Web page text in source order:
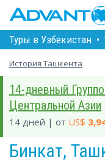
Туры в Узбекистан •
История Ташкента
14-дневный
Центральной Азии
14 дней | от US$
Бинкат,